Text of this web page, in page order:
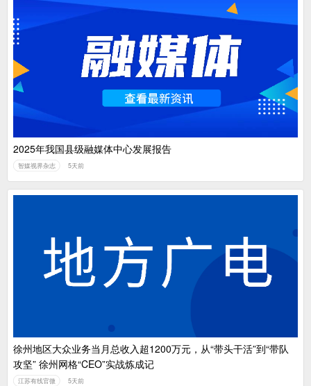
2025年我国县级融媒体中心发展报告
智媒视界杂志 5天前
徐州地区大众业务当月总收入超1200万元，从“带头干活”到“带队
攻坚” 徐州网格“CEO”实战炼成记
江苏有线官微 5天前